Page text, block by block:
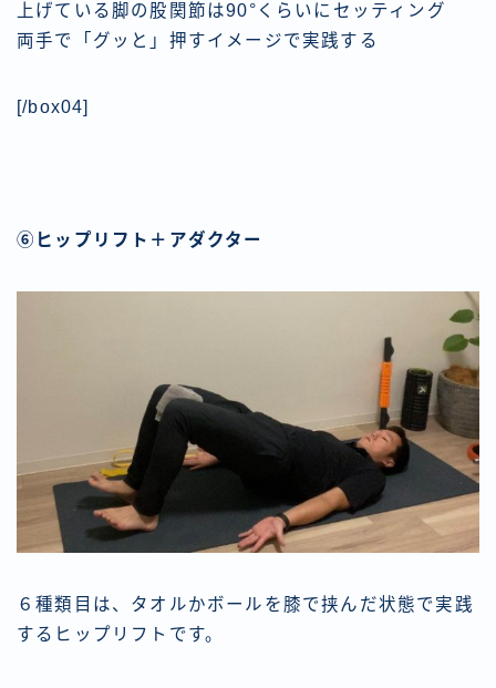
上げている脚の股関節は90°くらいにセッティング
両手で「グッと」押すイメージで実践する
[/box04]
⑥ヒップリフト＋アダクター
６種類目は、タオルかボールを膝で挟んだ状態で実践
するヒップリフトです。